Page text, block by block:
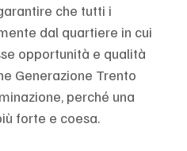
che tutti i
dal quartiere in cui
opportunità e qualità
Generazione Trento
perché una
forte e coesa.